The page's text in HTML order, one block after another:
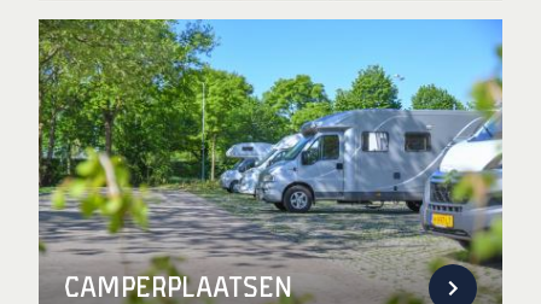
Camperplaatsen